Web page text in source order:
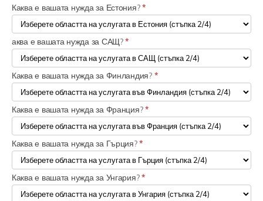
Каква е вашата нужда за Естония?*
аква е вашата нужда за САЩ?*
Каква е вашата нужда за Финландия? *
Каква е вашата нужда за Франция?*
Каква е вашата нужда за Гърция?*
Каква е вашата нужда за Унгария?*